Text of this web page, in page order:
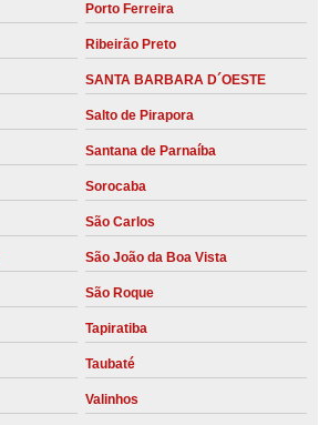
Porto Ferreira
Ribeirão Preto
SANTA BARBARA D´OESTE
Salto de Pirapora
Santana de Parnaíba
Sorocaba
São Carlos
São João da Boa Vista
São Roque
Tapiratiba
Taubaté
Valinhos